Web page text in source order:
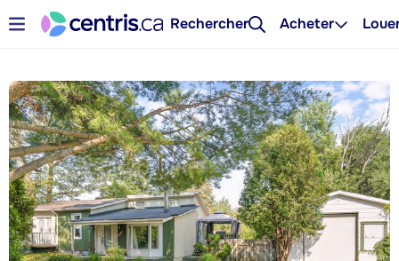
Rechercher Acheter